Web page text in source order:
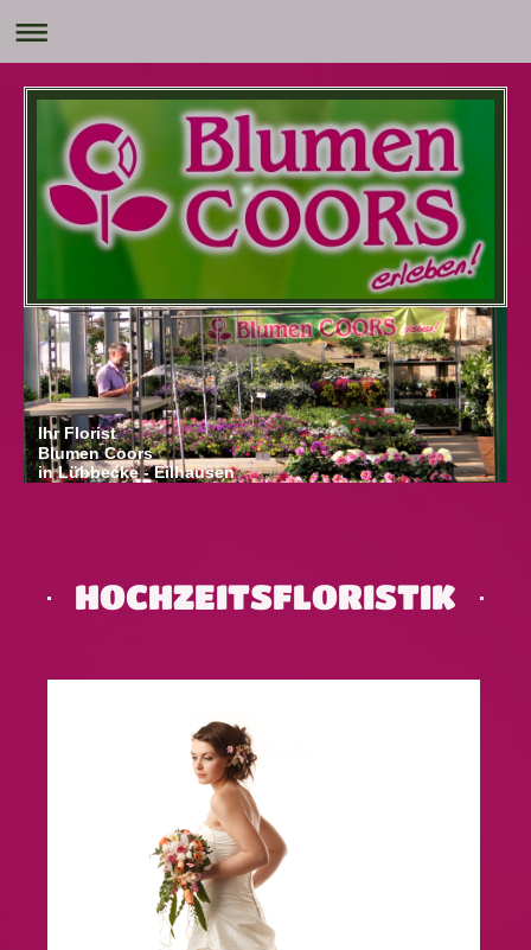
Ihr Florist
Blumen Coors
in Lübbecke - Eilhausen
HOCHZEITSFLORISTIK